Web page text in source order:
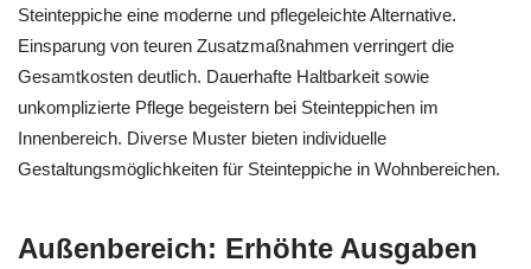
Steinteppiche eine moderne und pflegeleichte Alternative.
Einsparung von teuren Zusatzmaßnahmen verringert die
Gesamtkosten deutlich. Dauerhafte Haltbarkeit sowie
unkomplizierte Pflege begeistern bei Steinteppichen im
Innenbereich. Diverse Muster bieten individuelle
Gestaltungsmöglichkeiten für Steinteppiche in Wohnbereichen.
Außenbereich: Erhöhte Ausgaben